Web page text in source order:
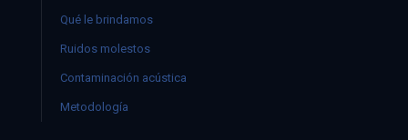
Qué le brindamos
Ruidos molestos
Contaminación acústica
Metodología